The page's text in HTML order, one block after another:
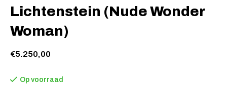
Lichtenstein (Nude Wonder
Woman)
€5.250,00
Op voorraad